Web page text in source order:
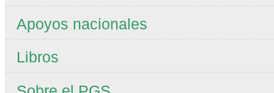
Apoyos nacionales
Libros